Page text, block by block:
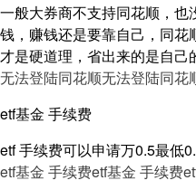
一般大券商不支持同花顺，
钱，赚钱还是要靠自己，同
才是硬道理，省出来的是自己
无法登陆同花顺无法登陆同花
etf基金 手续费
etf 手续费可以申请万0.5最低
etf基金 手续费etf基金 手续费